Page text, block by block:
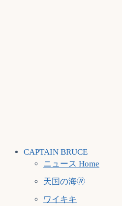
CAPTAIN BRUCE
ニュース Home
天国の海🄬
ワイキキ